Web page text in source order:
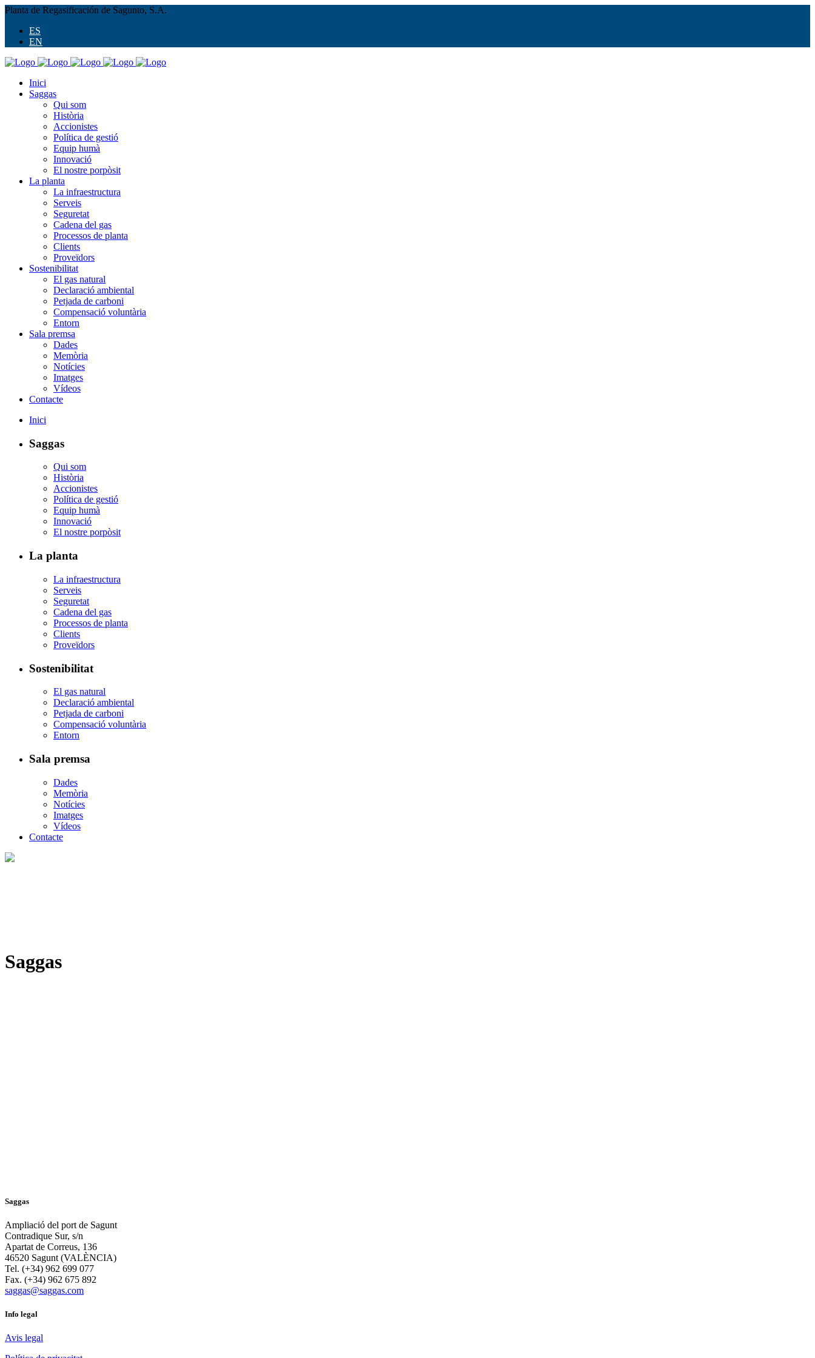
Planta de Regasificación de Sagunto, S.A.
ES
EN
Inici
Saggas
Qui som
Història
Accionistes
Política de gestió
Equip humà
Innovació
El nostre porpòsit
La planta
La infraestructura
Serveis
Seguretat
Cadena del gas
Processos de planta
Clients
Proveïdors
Sostenibilitat
El gas natural
Declaració ambiental
Petjada de carboni
Compensació voluntària
Entorn
Sala premsa
Dades
Memòria
Notícies
Imatges
Vídeos
Contacte
Inici
Saggas
Qui som
Història
Accionistes
Política de gestió
Equip humà
Innovació
El nostre porpòsit
La planta
La infraestructura
Serveis
Seguretat
Cadena del gas
Processos de planta
Clients
Proveïdors
Sostenibilitat
El gas natural
Declaració ambiental
Petjada de carboni
Compensació voluntària
Entorn
Sala premsa
Dades
Memòria
Notícies
Imatges
Vídeos
Contacte
Saggas
Saggas
Ampliació del port de Sagunt
Contradique Sur, s/n
Apartat de Correus, 136
46520 Sagunt (VALÈNCIA)
Tel. (+34) 962 699 077
Fax. (+34) 962 675 892
saggas@saggas.com
Info legal
Avis legal